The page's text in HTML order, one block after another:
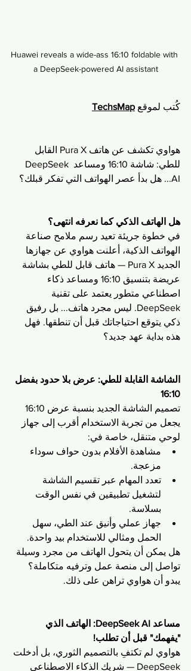
Huawei reveals a wide-ass 16:10 foldable with
a DeepSeek-powered AI assistant
كُتب لموقع TechsMap
هواوي تكشف عن هاتف Pura X القابل
للطي: شاشة 16:10 ومساعد DeepSeek
AI... هل بدأ عصر الهواتف التي تفكر قبلك؟
هل الهاتف الذكي كما نعرفه انتهى؟
في خطوة جريئة تعيد رسم ملامح صناعة
الهواتف الذكية، أعلنت هواوي عن جهازها
الجديد Pura X — هاتف قابل للطي بشاشة
عريضة بتنسيق 16:10 ومساعد ذكاء
اصطناعي متطور يعتمد على تقنية
DeepSeek. ليس مجرد هاتف... بل رفيق
ذكي يتوقع احتياجاتك قبل أن تنطقها. فهل
هذه بداية عهد جديد؟
الشاشة القابلة للطي: عرض بلا حدود بفضل
16:10
يجعل من تجربة الاستخدام أقرب إلى جهاز
لوحي متنقل، خاصة في:
مشاهدة الأفلام بدون حواف سوداء
مزعجة.
تعدد المهام عبر تقسيم الشاشة
لتشغيل تطبيقين في نفس الوقت
بسلاسة.
جهاز عملي وأنيق عند الطي، سهل
الحمل ومثالي للاستخدام بيد واحدة.
هل يمكن أن يتحول الهاتف من مجرد وسيلة
تواصل إلى منصة عمل وترفيه متكاملة؟
يبدو أن هواوي تراهن على ذلك.
مساعد DeepSeek AI: الهاتف الذي
"يفهمك" قبل أن تطلب!
هواوي لم تكتفِ بالتصميم الثوري، بل أدخلت
DeepSeek — شريك الذكاء الاصطناعي